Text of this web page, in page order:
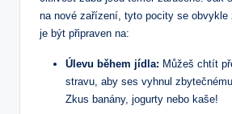
na nové zařízení, tyto pocity se
je být připraven na:
Úlevu během jídla: Můžeš chtít
stravu, aby ses vyhnul
Zkus banány, jogurty nebo kaše!